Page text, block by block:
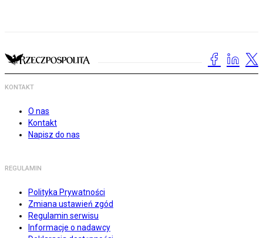
KONTAKT
O nas
Kontakt
Napisz do nas
REGULAMIN
Polityka Prywatności
Zmiana ustawień zgód
Regulamin serwisu
Informacje o nadawcy